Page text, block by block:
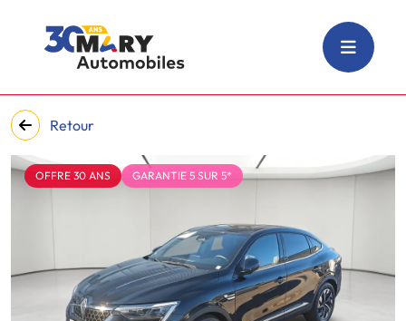
Retour
OFFRE 30 ANS GARANTIE 5 SUR 5*